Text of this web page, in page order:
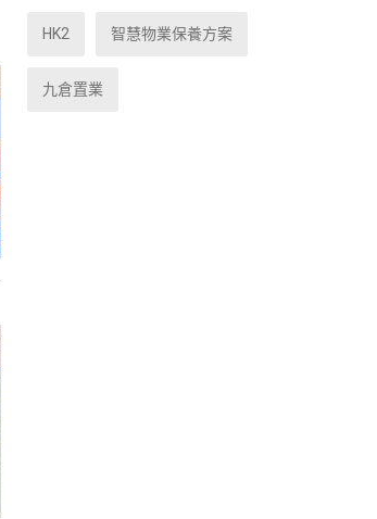
HK2 智慧物業保養方案
九倉置業